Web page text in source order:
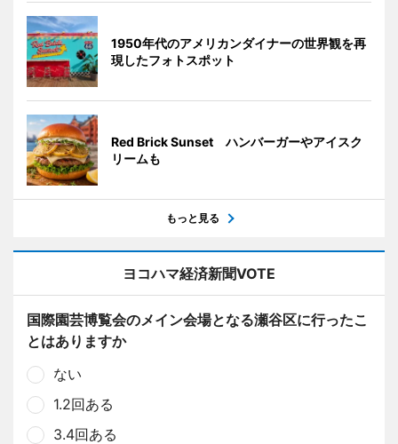
1950年代のアメリカンダイナーの世界観を再
現したフォトスポット
Red Brick Sunset ハンバーガーやアイスク
リームも
もっと見る
ヨコハマ経済新聞VOTE
国際園芸博覧会のメイン会場となる瀬谷区に行ったこ
とはありますか
ない
1.2回ある
3.4回ある